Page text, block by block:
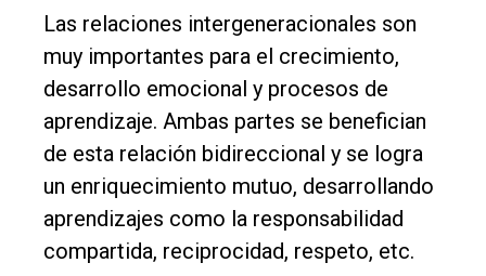
Las relaciones intergeneracionales son
muy importantes para el crecimiento,
desarrollo emocional y procesos de
aprendizaje. Ambas partes se benefician
de esta relación bidireccional y se logra
un enriquecimiento mutuo, desarrollando
aprendizajes como la responsabilidad
compartida, reciprocidad, respeto, etc.